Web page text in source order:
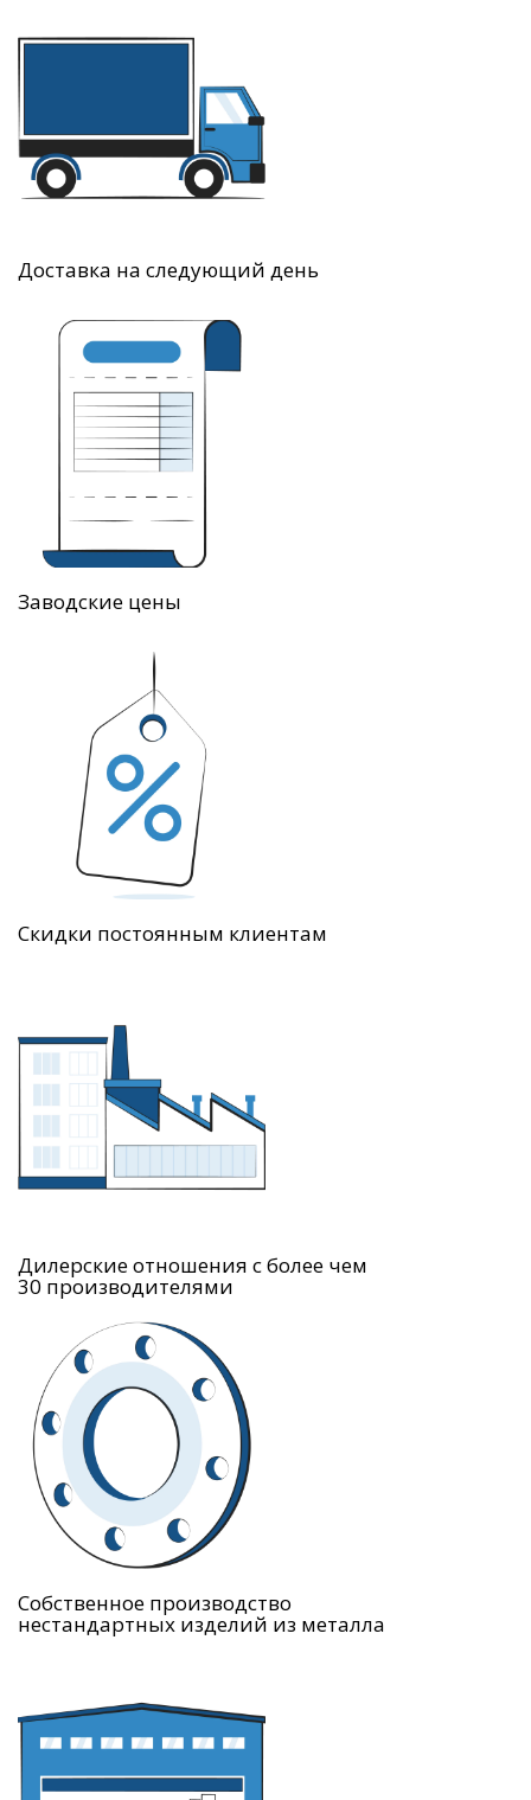
Доставка на следующий день
Заводские цены
Скидки постоянным клиентам
Дилерские отношения с более чем
30 производителями
Собственное производство
нестандартных изделий из металла